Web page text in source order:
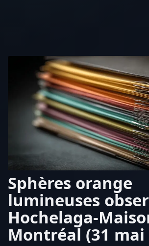
Sphères orange
lumineuses
Hochelaga-
Montréal (31 mai